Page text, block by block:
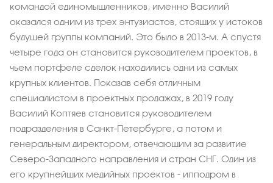
командой единомышленников, именно Василий
оказался одним из трех энтузиастов, стоящих у истоков
будущей группы компаний. Это было в 2013-м. А спустя
четыре года он становится руководителем проектов, в
чьем портфеле сделок находились одни из самых
крупных клиентов. Показав себя отличным
специалистом в проектных продажах, в 2019 году
Василий Коптяев становится руководителем
подразделения в Санкт-Петербурге, а потом и
генеральным директором, отвечающим за развитие
Северо-Западного направления и стран СНГ. Один из
его крупнейших медийных проектов - ипподром в